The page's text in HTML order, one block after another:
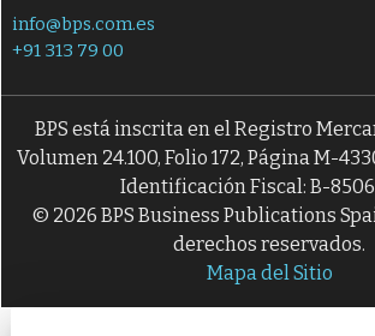
info@bps.com.es
+91 313 79 00
BPS está inscrita en el Registro
Volumen 24.100, Folio 172, Página M-
Identificación Fiscal: B-
© 2026 BPS Business Publications
derechos reservados.
Mapa del Sitio